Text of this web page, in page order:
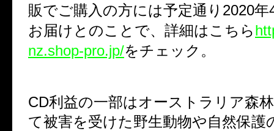
販でご購入の方には予定通り2020年
お届けとのことで、詳細はこちら
nz.shop-pro.jp/をチェック。
CD利益の一部はオーストラリア森
て被害を受けた野生動物や自然保護